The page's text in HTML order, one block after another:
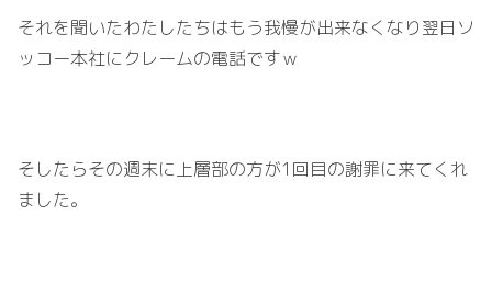
それを聞いたわたしたちはもう我慢が出来なくなり翌日ソ
ッコー本社にクレームの電話ですｗ
そしたらその週末に上層部の方が1回目の謝罪に来てくれ
ました。